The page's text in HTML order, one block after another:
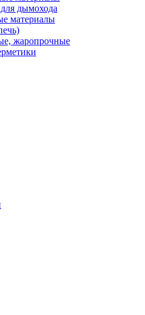
дымохода
материалы
жаропрочные